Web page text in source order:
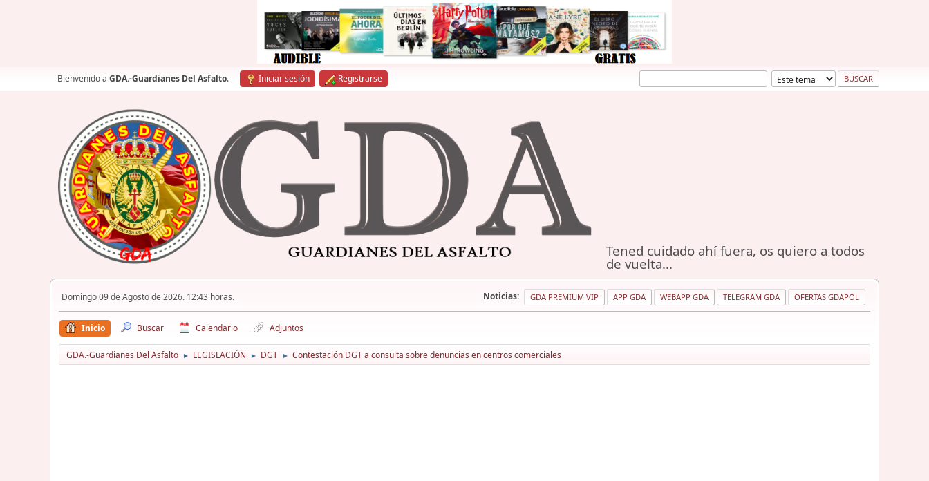
Bienvenido a GDA.-Guardianes Del Asfalto. Iniciar sesión Registrarse
Tened cuidado ahí fuera, os quiero a todos
de vuelta...
Domingo 09 de Agosto de 2026. 12:43 horas. Noticias: GDA PREMIUM VIP APP GDA WEBAPP GDA TELEGRAM GDA OFERTAS GDAPOL
Inicio Buscar Calendario Adjuntos
GDA.-Guardianes Del Asfalto ► LEGISLACIÓN ► DGT ► Contestación DGT a consulta sobre denuncias en centros comerciales